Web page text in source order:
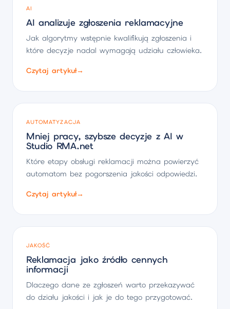
AI
AI analizuje zgłoszenia reklamacyjne
Jak algorytmy wstępnie kwalifikują zgłoszenia i
które decyzje nadal wymagają udziału człowieka.
Czytaj artykuł→
AUTOMATYZACJA
Mniej pracy, szybsze decyzje z AI w
Studio RMA.net
Które etapy obsługi reklamacji można powierzyć
automatom bez pogorszenia jakości odpowiedzi.
Czytaj artykuł→
JAKOŚĆ
Reklamacja jako źródło cennych
informacji
Dlaczego dane ze zgłoszeń warto przekazywać
do działu jakości i jak je do tego przygotować.